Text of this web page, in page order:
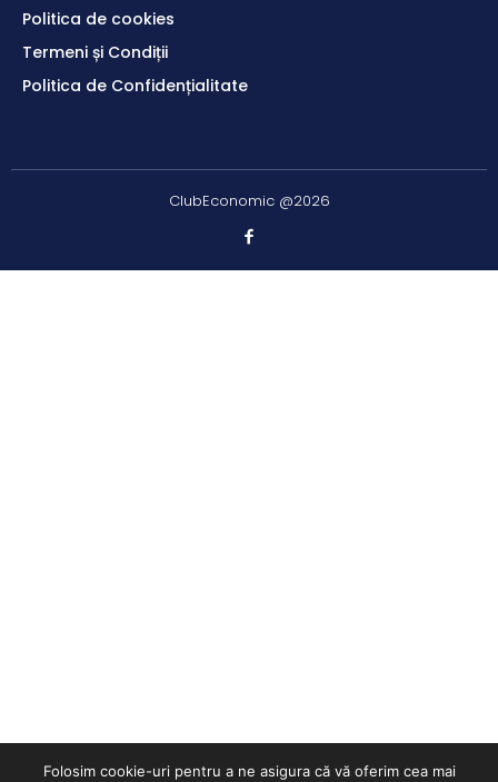
Politica de cookies
Termeni și Condiții
Politica de Confidențialitate
ClubEconomic @2026
Folosim cookie-uri pentru a ne asigura că vă oferim cea mai